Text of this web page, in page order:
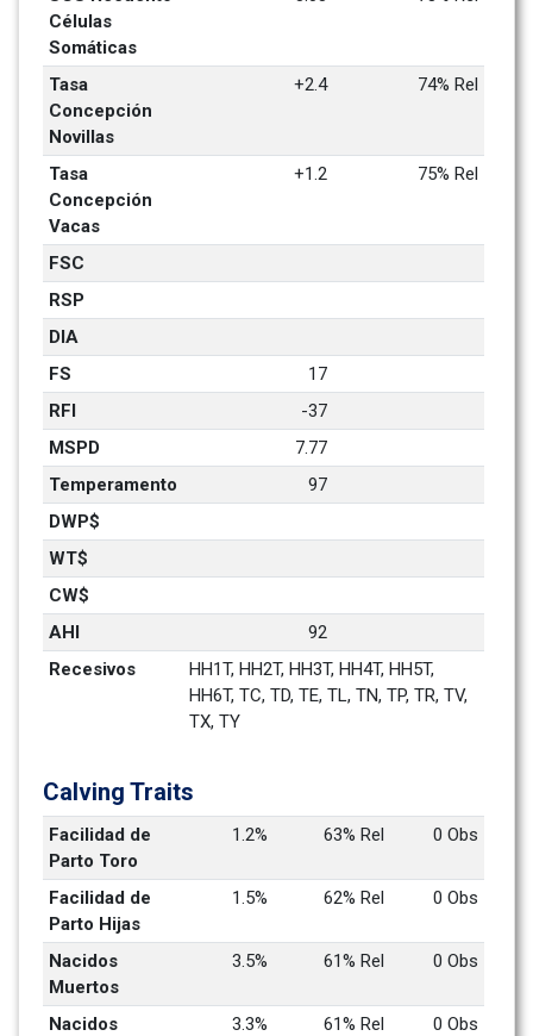
Células
Somáticas
Tasa
Concepción
Novillas
+2.4 74% Rel
Tasa
Concepción
Vacas
+1.2 75% Rel
FSC
RSP
DIA
FS
17
RFI
-37
MSPD
7.77
Temperamento
97
DWP$
WT$
CW$
AHI
92
Recesivos
HH1T, HH2T, HH3T, HH4T, HH5T,
HH6T, TC, TD, TE, TL, TN, TP, TR, TV,
TX, TY
Calving Traits
Facilidad de
Parto Toro
1.2% 63% Rel 0 Obs
Facilidad de
Parto Hijas
1.5% 62% Rel 0 Obs
Nacidos
Muertos
3.5% 61% Rel 0 Obs
Nacidos
3.3% 61% Rel 0 Obs